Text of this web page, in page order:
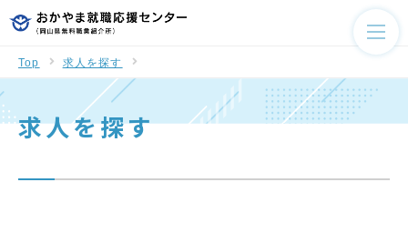
Top 求人を探す
求人を探す